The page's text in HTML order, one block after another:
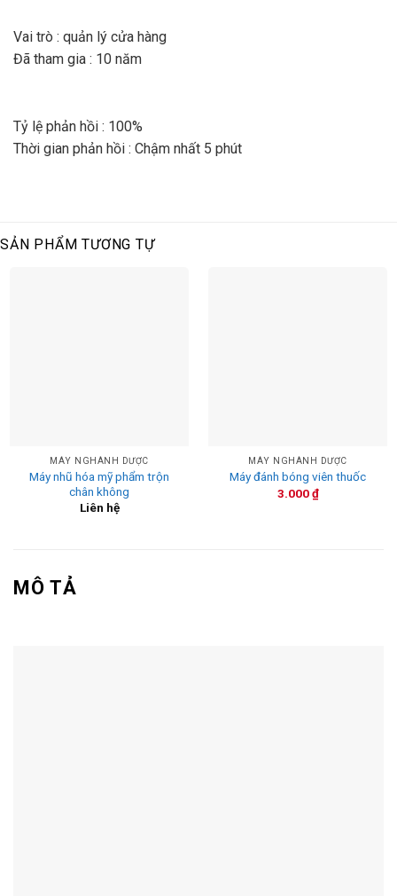
Vai trò : quản lý cửa hàng
Đã tham gia : 10 năm
Tỷ lệ phản hồi : 100%
Thời gian phản hồi : Chậm nhất 5 phút
SẢN PHẨM TƯƠNG TỰ
MÁY NGHÀNH DƯỢC
Máy nhũ hóa mỹ phẩm trộn
chân không
Liên hệ
MÁY NGHÀNH DƯỢC
Máy đánh bóng viên thuốc
3.000₫
MÔ TẢ